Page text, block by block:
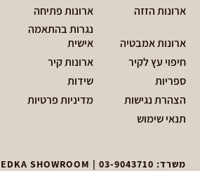
ארונות הזזה
ארונות פתיחה
ארונות אמבטיה
נגרות בהתאמה
אישית
חיפוי עץ לקיר
ארונות קיר
ספריות
שידות
הצהרת נגישות
מדיניות פרטיות
תנאי שימוש
משרד: 03-9043710